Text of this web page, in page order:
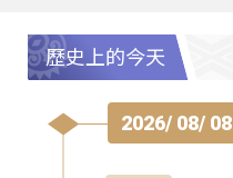
歷史上的今天
2026/ 08/ 08